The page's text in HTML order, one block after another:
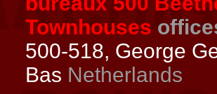
Townhouses
500-518, George
Bas Netherlands